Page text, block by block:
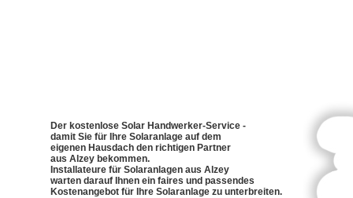
Der kostenlose Solar Handwerker-Service -
damit Sie für Ihre Solaranlage auf dem
eigenen Hausdach den richtigen Partner
aus Alzey bekommen.
Installateure für Solaranlagen aus Alzey
warten darauf Ihnen ein faires und passendes
Kostenangebot für Ihre Solaranlage zu unterbreiten.